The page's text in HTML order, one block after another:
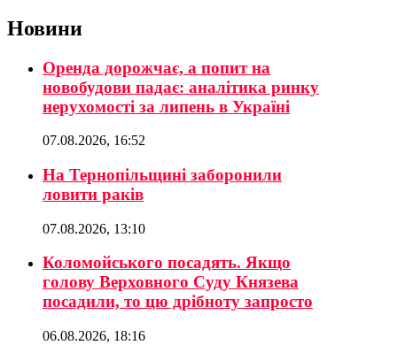
Новини
Оренда дорожчає, а попит на
новобудови падає: аналітика ринку
нерухомості за липень в Україні
07.08.2026, 16:52
На Тернопільщині заборонили
ловити раків
07.08.2026, 13:10
Коломойського посадять. Якщо
голову Верховного Суду Князева
посадили, то цю дрібноту запросто
06.08.2026, 18:16